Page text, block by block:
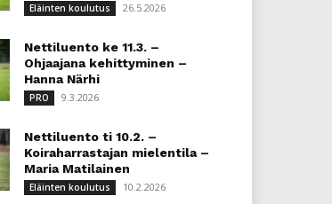
Eläinten koulutus 26.5.2026
Nettiluento ke 11.3. –
Ohjaajana kehittyminen –
Hanna Närhi
PRO 9.3.2026
Nettiluento ti 10.2. –
Koiraharrastajan mielentila –
Maria Matilainen
Eläinten koulutus 10.2.2026